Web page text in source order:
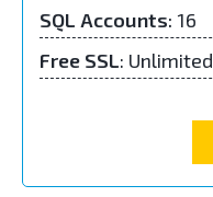
SQL Accounts: 16
Free SSL: Unlimited